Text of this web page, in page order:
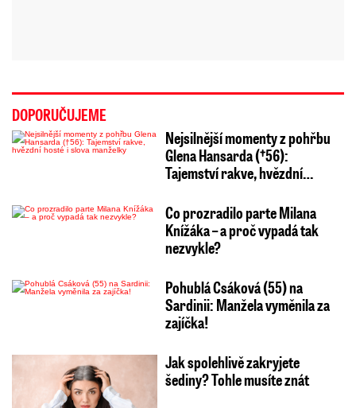
DOPORUČUJEME
Nejsilnější momenty z pohřbu
Glena Hansarda (†56):
Tajemství rakve, hvězdní…
Co prozradilo parte Milana
Knížáka – a proč vypadá tak
nezvykle?
Pohublá Csáková (55) na
Sardinii: Manžela vyměnila za
zajíčka!
Jak spolehlivě zakryjete
šediny? Tohle musíte znát